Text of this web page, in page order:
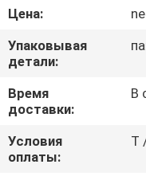
СВЯЖИТЕСЬ
МЫ
НОВОСТИ
СЛУЧАИ
Цена:
Упаковывая
детали:
Время
доставки:
В
Условия
оплаты:
T